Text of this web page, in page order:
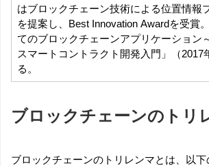
はブロックチェーン技術による位置情報
を提案し、Best Innovation Awardを受賞
てのブロックチェーンアプリケーション
スマートコントラクト開発入門」（2017
る。
ブロックチェーンのトリ
ブロックチェーンのトリレンマとは、以下